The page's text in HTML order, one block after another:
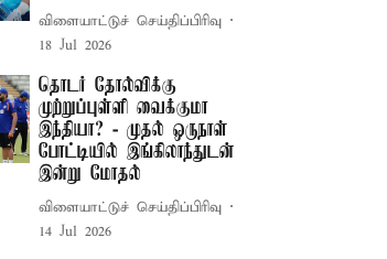
விளையாட்டுச் செய்திப்பிரிவு
18 Jul 2026
தொடர் தோல்விக்கு
முற்றுப்புள்ளி வைக்குமா
இந்தியா? - முதல் ஒருநாள்
போட்டியில் இங்கிலாந்துடன்
இன்று மோதல்
விளையாட்டுச் செய்திப்பிரிவு
14 Jul 2026